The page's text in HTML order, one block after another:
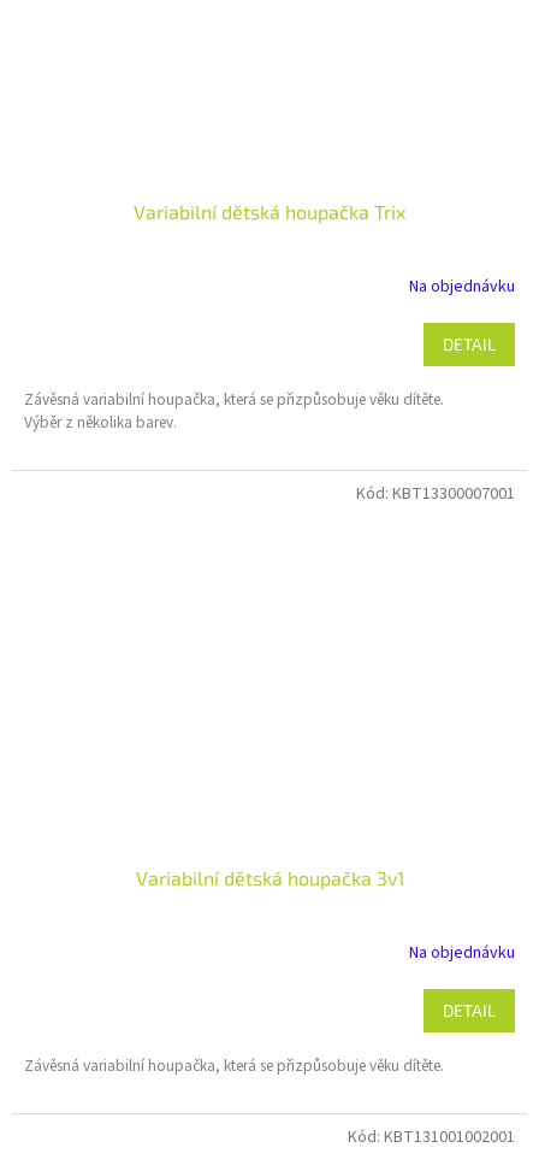
Variabilní dětská houpačka Trix
Na objednávku
DETAIL
Závěsná variabilní houpačka, která se přizpůsobuje věku dítěte.
Výběr z několika barev.
Variabilní dětská houpačka 3v1
Na objednávku
DETAIL
Závěsná variabilní houpačka, která se přizpůsobuje věku dítěte.
Kód: KBT13300007001
Kód: KBT131001002001